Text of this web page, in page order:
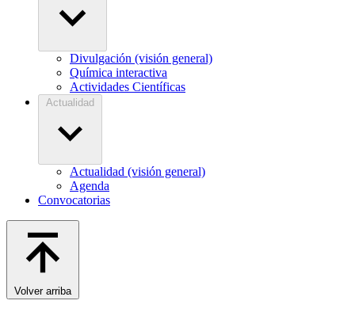
Divulgación (visión general)
Química interactiva
Actividades Científicas
Actualidad
Actualidad (visión general)
Agenda
Convocatorias
Volver arriba